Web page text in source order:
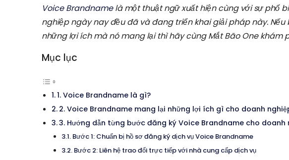
Voice Brandnamelà một thuật ngữ xuất hiện cùng với sự phổ
nghiệp ngày nay đều đã và đang triển khai giải pháp này.
những lợi ích mà nó mang lại thì hãy cùng Mắt Bão One khám
Mục lục
1. Voice Brandname là gì?
2. Voice Brandname mang lại những lợi ích gì cho doanh
3. Hướng dẫn từng bước đăng ký Voice Brandname cho doanh
Bước 1: Chuẩn bị hồ sơ đăng ký dịch vụ Voice Brandname
Bước 2: Liên hệ trao đổi trực tiếp với nhà cung cấp dịch vụ